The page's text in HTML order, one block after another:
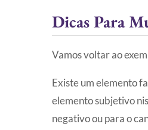
Dicas Para
Vamos voltar ao
Existe um elemento
elemento subjetivo
negativo ou para o